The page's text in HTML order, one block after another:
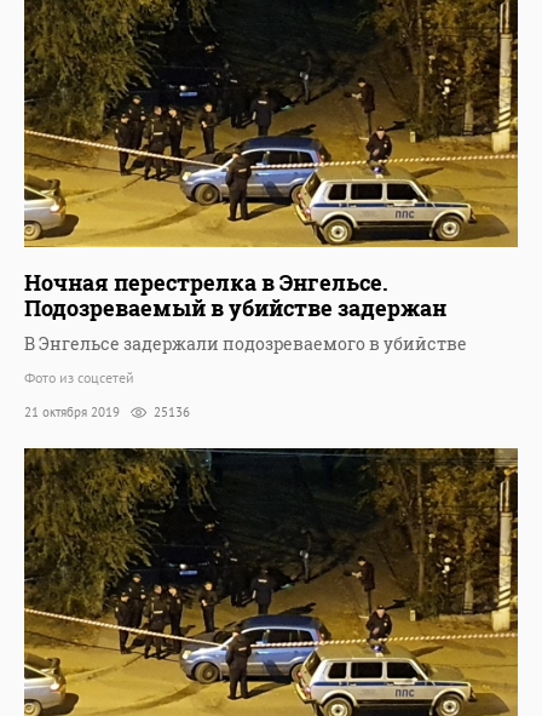
Ночная перестрелка в Энгельсе.
Подозреваемый в убийстве задержан
В Энгельсе задержали подозреваемого в убийстве
Фото из соцсетей
21 октября 2019 25136